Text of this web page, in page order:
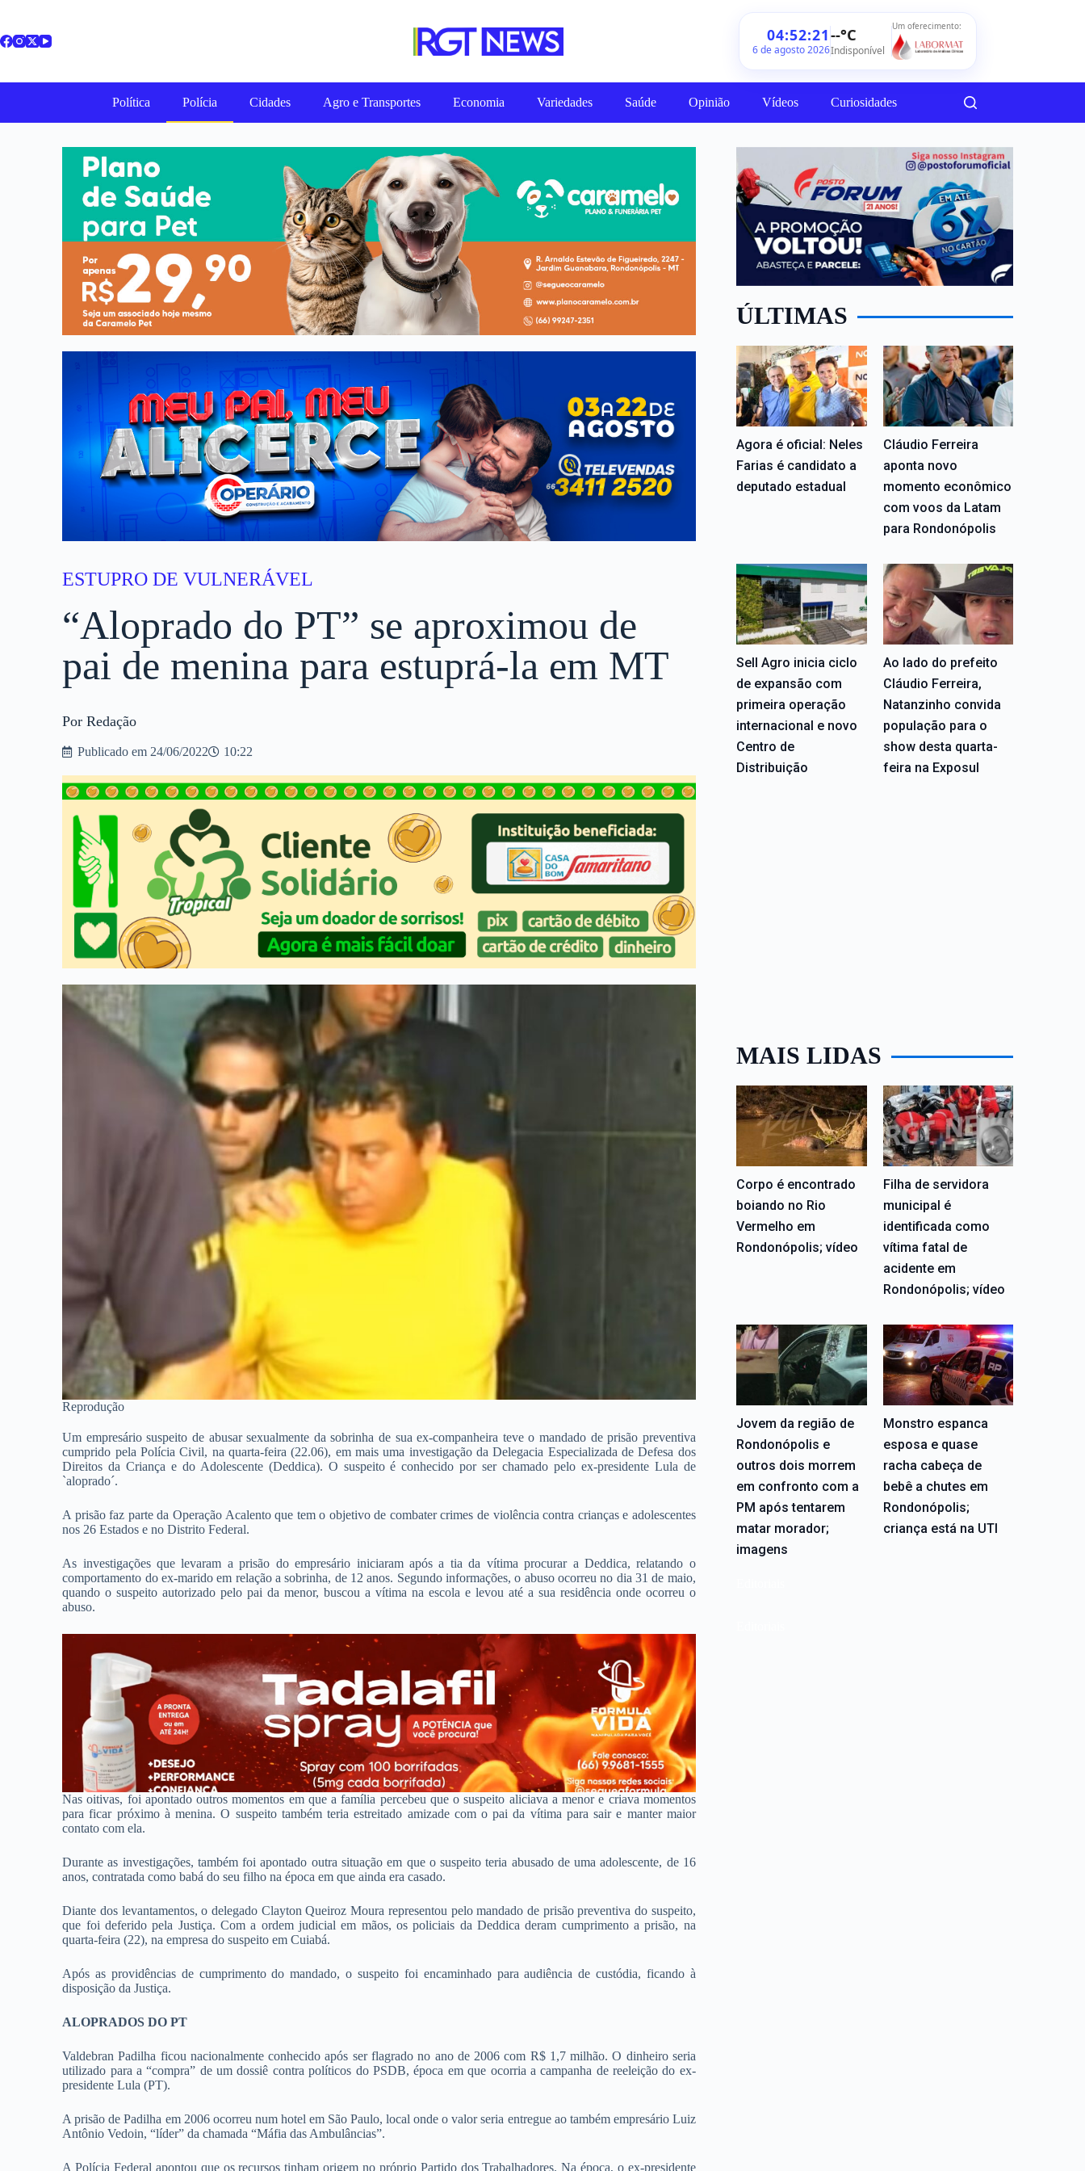
04:52:23
6 de agosto 2026
--°C
Indisponível
Um oferecimento:
Política Polícia Cidades Agro e Transportes Economia Variedades Saúde Opinião Vídeos Curiosidades
ESTUPRO DE VULNERÁVEL
“Aloprado do PT” se aproximou de
pai de menina para estuprá-la em MT
Por Redação
Publicado em 24/06/2022 10:22
Reprodução
Um empresário suspeito de abusar sexualmente da sobrinha de sua ex-companheira teve o mandado de prisão preventiva
cumprido pela Polícia Civil, na quarta-feira (22.06), em mais uma investigação da Delegacia Especializada de Defesa dos
Direitos da Criança e do Adolescente (Deddica). O suspeito é conhecido por ser chamado pelo ex-presidente Lula de
`aloprado´.
A prisão faz parte da Operação Acalento que tem o objetivo de combater crimes de violência contra crianças e adolescentes
nos 26 Estados e no Distrito Federal.
As investigações que levaram a prisão do empresário iniciaram após a tia da vítima procurar a Deddica, relatando o
comportamento do ex-marido em relação a sobrinha, de 12 anos. Segundo informações, o abuso ocorreu no dia 31 de maio,
quando o suspeito autorizado pelo pai da menor, buscou a vítima na escola e levou até a sua residência onde ocorreu o
abuso.
Nas oitivas, foi apontado outros momentos em que a família percebeu que o suspeito aliciava a menor e criava momentos
para ficar próximo à menina. O suspeito também teria estreitado amizade com o pai da vítima para sair e manter maior
contato com ela.
Durante as investigações, também foi apontado outra situação em que o suspeito teria abusado de uma adolescente, de 16
anos, contratada como babá do seu filho na época em que ainda era casado.
Diante dos levantamentos, o delegado Clayton Queiroz Moura representou pelo mandado de prisão preventiva do suspeito,
que foi deferido pela Justiça. Com a ordem judicial em mãos, os policiais da Deddica deram cumprimento a prisão, na
quarta-feira (22), na empresa do suspeito em Cuiabá.
Após as providências de cumprimento do mandado, o suspeito foi encaminhado para audiência de custódia, ficando à
disposição da Justiça.
ALOPRADOS DO PT
Valdebran Padilha ficou nacionalmente conhecido após ser flagrado no ano de 2006 com R$ 1,7 milhão. O dinheiro seria
utilizado para a “compra” de um dossiê contra políticos do PSDB, época em que ocorria a campanha de reeleição do ex-
presidente Lula (PT).
A prisão de Padilha em 2006 ocorreu num hotel em São Paulo, local onde o valor seria entregue ao também empresário Luiz
Antônio Vedoin, “líder” da chamada “Máfia das Ambulâncias”.
A Polícia Federal apontou que os recursos tinham origem no próprio Partido dos Trabalhadores. Na época, o ex-presidente
ÚLTIMAS
Agora é oficial: Neles
Farias é candidato a
deputado estadual
Cláudio Ferreira
aponta novo
momento econômico
com voos da Latam
para Rondonópolis
Sell Agro inicia ciclo
de expansão com
primeira operação
internacional e novo
Centro de
Distribuição
Ao lado do prefeito
Cláudio Ferreira,
Natanzinho convida
população para o
show desta quarta-
feira na Exposul
MAIS LIDAS
Corpo é encontrado
boiando no Rio
Vermelho em
Rondonópolis; vídeo
Filha de servidora
municipal é
identificada como
vítima fatal de
acidente em
Rondonópolis; vídeo
Jovem da região de
Rondonópolis e
outros dois morrem
em confronto com a
PM após tentarem
matar morador;
imagens
Monstro espanca
esposa e quase
racha cabeça de
bebê a chutes em
Rondonópolis;
criança está na UTI